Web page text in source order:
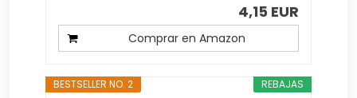
4,15 EUR
Comprar en Amazon
REBAJAS
BESTSELLER NO. 2